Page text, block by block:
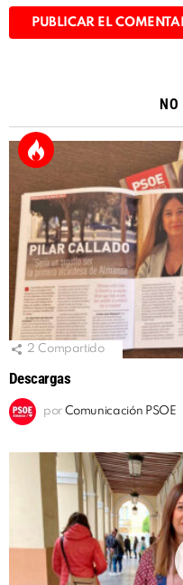
2 Compartido
Descargas
por Comunicación PSOE